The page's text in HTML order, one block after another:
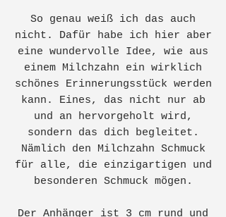
So genau weiß ich das auch
nicht. Dafür habe ich hier aber
eine wundervolle Idee, wie aus
einem Milchzahn ein wirklich
schönes Erinnerungsstück werden
kann. Eines, das nicht nur ab
und an hervorgeholt wird,
sondern das dich begleitet.
Nämlich den Milchzahn Schmuck
für alle, die einzigartigen und
besonderen Schmuck mögen.
Der Anhänger ist 3 cm rund und